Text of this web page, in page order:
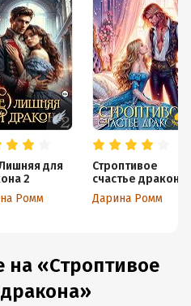
для
2
Ромм
Строптивое
счастье дракона
Дарина Ромм
на «Строптивое